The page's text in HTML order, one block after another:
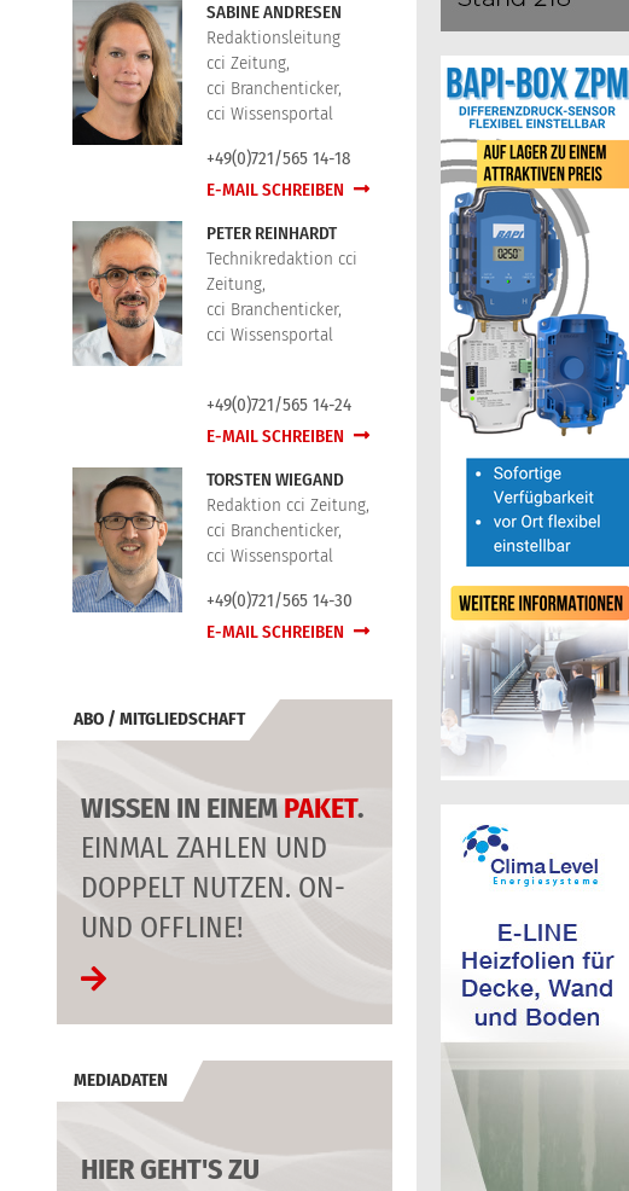
SABINE ANDRESEN
Redaktionsleitung
cci Zeitung,
cci Branchenticker,
cci Wissensportal
+49(0)721/565 14-18
E-MAIL SCHREIBEN
PETER REINHARDT
Technikredaktion cci
Zeitung,
cci Branchenticker,
cci Wissensportal
+49(0)721/565 14-24
E-MAIL SCHREIBEN
TORSTEN WIEGAND
Redaktion cci Zeitung,
cci Branchenticker,
cci Wissensportal
+49(0)721/565 14-30
E-MAIL SCHREIBEN
ABO / MITGLIEDSCHAFT
WISSEN IN EINEM PAKET.
EINMAL ZAHLEN UND
DOPPELT NUTZEN. ON-
UND OFFLINE!
MEDIADATEN
HIER GEHT'S ZU